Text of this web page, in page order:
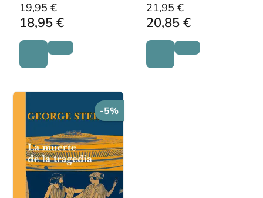
19,95 €
18,95 €
21,95 €
20,85 €
-5%